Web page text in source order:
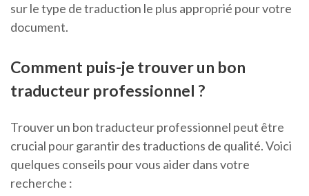
sur le type de traduction le plus approprié pour votre
document.
Comment puis-je trouver un bon
traducteur professionnel ?
Trouver un bon traducteur professionnel peut être
crucial pour garantir des traductions de qualité. Voici
quelques conseils pour vous aider dans votre
recherche :